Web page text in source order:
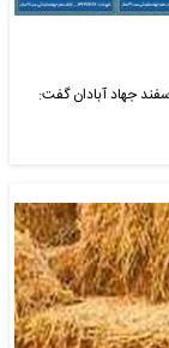
ایانا- رئیس ستاد برگزاری چهلمین یادواره شهدای ۱۷ اسفند جهاد آبادان گفت: